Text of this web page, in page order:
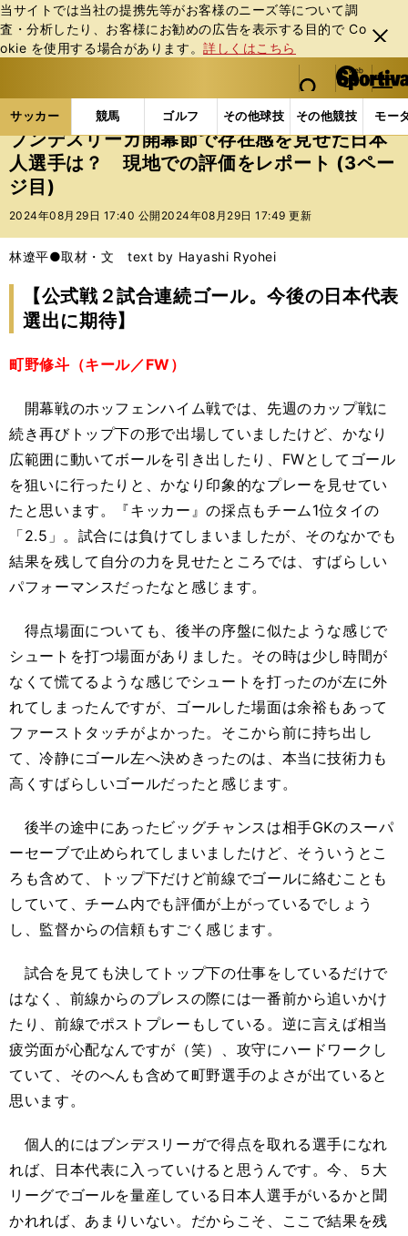
当サイトでは当社の提携先等がお客様のニーズ等について調
査・分析したり、お客様にお勧めの広告を表⽰する⽬的で Co
okie を使⽤する場合があります。詳しくはこちら
閉じ
る
web Sportiva (webスポルティーバ)
検索
マイペ
ー
ジ
メニュ
サッカー 競馬 ゴルフ その他球技 その他競技 モー
ス
ポ
ル
テ
ー
バ
サッカーの記事一覧 海外サッカー 海外サッカー
ブンデスリーガ開幕節で存在感を見せた日本
人選手は？ 現地での評価をレポート (3ペー
ジ目)
2024年08月29日 17:40 公開 2024年08月29日 17:49 更新
林遼平●取材・文 text by Hayashi Ryohei
【公式戦２試合連続ゴール。今後の日本代表
選出に期待】
町野修斗（キール／FW）
開幕戦のホッフェンハイム戦では、先週のカップ戦に
続き再びトップ下の形で出場していましたけど、かなり
広範囲に動いてボールを引き出したり、FWとしてゴール
を狙いに行ったりと、かなり印象的なプレーを見せてい
たと思います。『キッカー』の採点もチーム1位タイの
「2.5」。試合には負けてしまいましたが、そのなかでも
結果を残して自分の力を見せたところでは、すばらしい
パフォーマンスだったなと感じます。
得点場面についても、後半の序盤に似たような感じで
シュートを打つ場面がありました。その時は少し時間が
なくて慌てるような感じでシュートを打ったのが左に外
れてしまったんですが、ゴールした場面は余裕もあって
ファーストタッチがよかった。そこから前に持ち出し
て、冷静にゴール左へ決めきったのは、本当に技術力も
高くすばらしいゴールだったと感じます。
後半の途中にあったビッグチャンスは相手GKのスーパ
ーセーブで止められてしまいましたけど、そういうとこ
ろも含めて、トップ下だけど前線でゴールに絡むことも
していて、チーム内でも評価が上がっているでしょう
し、監督からの信頼もすごく感じます。
試合を見ても決してトップ下の仕事をしているだけで
はなく、前線からのプレスの際には一番前から追いかけ
たり、前線でポストプレーもしている。逆に言えば相当
疲労面が心配なんですが（笑）、攻守にハードワークし
ていて、そのへんも含めて町野選手のよさが出ていると
思います。
個人的にはブンデスリーガで得点を取れる選手になれ
れば、日本代表に入っていけると思うんです。今、５大
リーグでゴールを量産している日本人選手がいるかと聞
かれれば、あまりいない。だからこそ、ここで結果を残